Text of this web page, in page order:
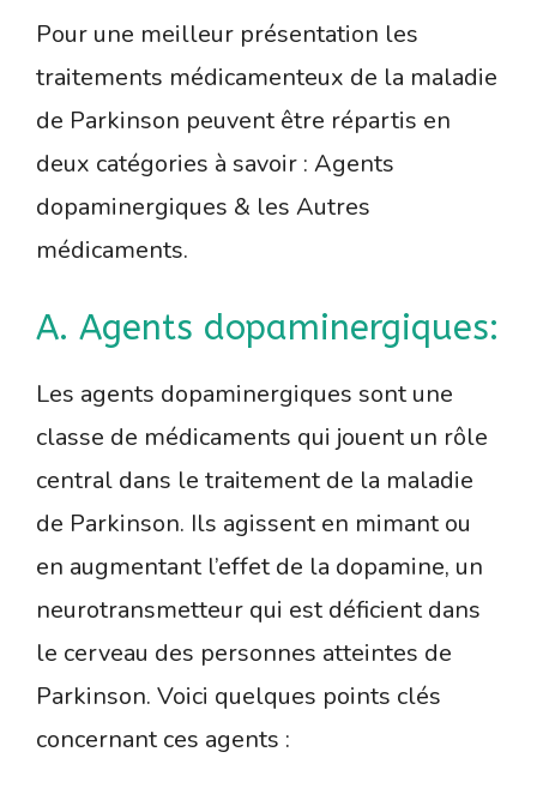
Pour une meilleur présentation les
traitements médicamenteux de la maladie
de Parkinson peuvent être répartis en
deux catégories à savoir : Agents
dopaminergiques & les Autres
médicaments.
A. Agents dopaminergiques:
Les agents dopaminergiques sont une
classe de médicaments qui jouent un rôle
central dans le traitement de la maladie
de Parkinson. Ils agissent en mimant ou
en augmentant l’effet de la dopamine, un
neurotransmetteur qui est déficient dans
le cerveau des personnes atteintes de
Parkinson. Voici quelques points clés
concernant ces agents :